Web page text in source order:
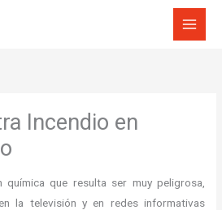
Incendio en
que resulta ser muy peligrosa,
la televisión y en redes informativas